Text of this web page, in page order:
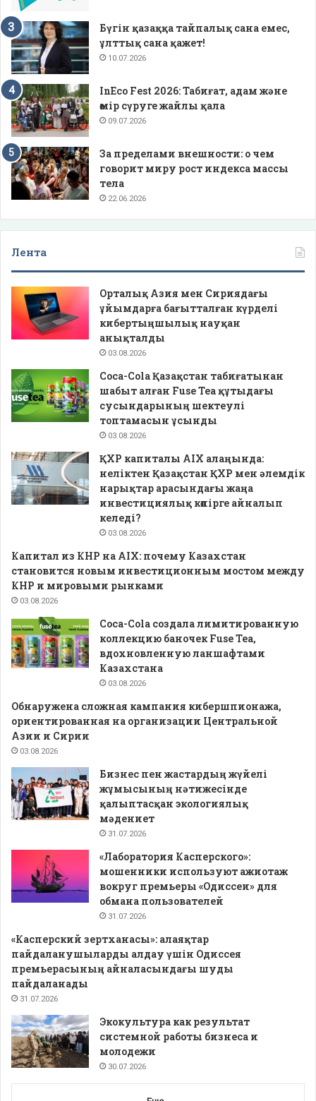
Бүгін қазаққа тайпалық сана емес,
ұлттық сана қажет!
10.07.2026
InEco Fest 2026: Табиғат, адам және
өмір сүруге жайлы қала
09.07.2026
За пределами внешности: о чем
говорит миру рост индекса массы
тела
22.06.2026
Лента
Орталық Азия мен Сириядағы
ұйымдарға бағытталған күрделі
кибертыңшылық науқан
анықталды
03.08.2026
Coca-Cola Қазақстан табиғатынан
шабыт алған Fuse Tea құтыдағы
сусындарының шектеулі
топтамасын ұсынды
03.08.2026
ҚХР капиталы AIX алаңында:
неліктен Қазақстан ҚХР мен әлемдік
нарықтар арасындағы жаңа
инвестициялық көпірге айналып
келеді?
03.08.2026
Капитал из КНР на AIX: почему Казахстан
становится новым инвестиционным мостом между
КНР и мировыми рынками
03.08.2026
Coca-Cola создала лимитированную
коллекцию баночек Fuse Tea,
вдохновленную ланшафтами
Казахстана
03.08.2026
Обнаружена сложная кампания кибершпионажа,
ориентированная на организации Центральной
Азии и Сирии
03.08.2026
Бизнес пен жастардың жүйелі
жұмысының нәтижесінде
қалыптасқан экологиялық
мәдениет
31.07.2026
«Лаборатория Касперского»:
мошенники используют ажиотаж
вокруг премьеры «Одиссеи» для
обмана пользователей
31.07.2026
«Касперский зертханасы»: алаяқтар
пайдаланушыларды алдау үшін Одиссея
премьерасының айналасындағы шуды
пайдаланады
31.07.2026
Экокультура как результат
системной работы бизнеса и
молодежи
30.07.2026